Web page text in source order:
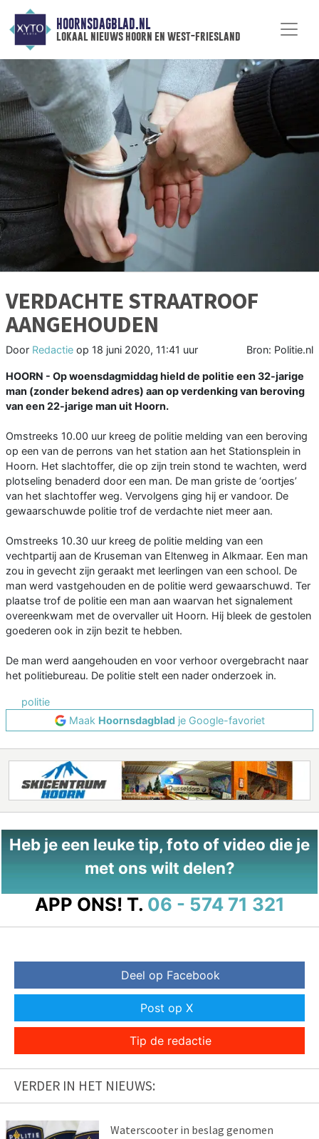
HOORNSDAGBLAD.NL
lokaal nieuws hoorn en west-friesland
VERDACHTE STRAATROOF
AANGEHOUDEN
Door Redactie op 18 juni 2020, 11:41 uur Bron: Politie.nl
HOORN - Op woensdagmiddag hield de politie een 32-jarige
man (zonder bekend adres) aan op verdenking van beroving
van een 22-jarige man uit Hoorn.
Omstreeks 10.00 uur kreeg de politie melding van een beroving
op een van de perrons van het station aan het Stationsplein in
Hoorn. Het slachtoffer, die op zijn trein stond te wachten, werd
plotseling benaderd door een man. De man griste de ‘oortjes’
van het slachtoffer weg. Vervolgens ging hij er vandoor. De
gewaarschuwde politie trof de verdachte niet meer aan.
Omstreeks 10.30 uur kreeg de politie melding van een
vechtpartij aan de Kruseman van Eltenweg in Alkmaar. Een man
zou in gevecht zijn geraakt met leerlingen van een school. De
man werd vastgehouden en de politie werd gewaarschuwd. Ter
plaatse trof de politie een man aan waarvan het signalement
overeenkwam met de overvaller uit Hoorn. Hij bleek de gestolen
goederen ook in zijn bezit te hebben.
De man werd aangehouden en voor verhoor overgebracht naar
het politiebureau. De politie stelt een nader onderzoek in.
politie
Maak Hoornsdagbladje Google-favoriet
Heb je een leuke tip, foto of video die je
met ons wilt delen?
APP ONS! T. 06 - 574 71 321
Deel op Facebook
Post op X
Tip de redactie
VERDER IN HET NIEUWS:
Waterscooter in beslag genomen